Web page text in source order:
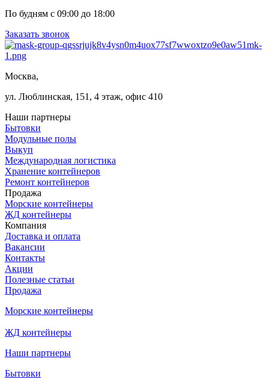
По будням с 09:00 до 18:00
Заказать звонок
Москва,
ул. Люблинская, 151, 4 этаж, офис 410
Наши партнеры
Бытовки
Модульные полы
Выкуп
Международная логистика
Хранение контейнеров
Ремонт контейнеров
Продажа
Морские контейнеры
ЖД контейнеры
Компания
Доставка и оплата
Вакансии
Контакты
Акции
Полезные статьи
Продажа
Морские контейнеры
ЖД контейнеры
Наши партнеры
Бытовки